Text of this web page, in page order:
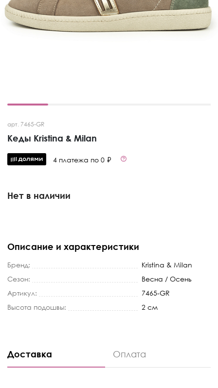
арт. 7465-GR
Кеды Kristina & Milan
4 платежа по 0 ₽
Нет в наличии
Описание и характеристики
Бренд:
Kristina & Milan
Сезон:
Весна / Осень
Артикул:
7465-GR
Высота подошвы:
2 см
Доставка Оплата